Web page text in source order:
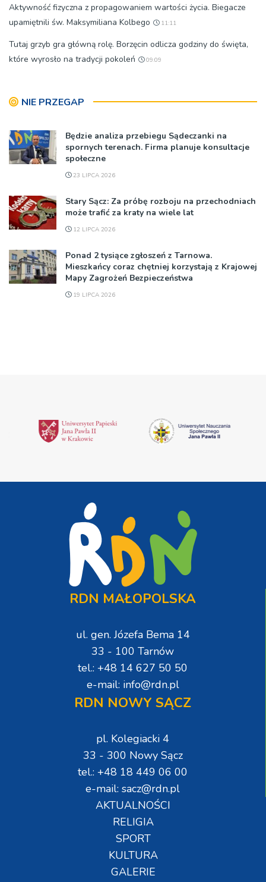
Aktywność fizyczna z propagowaniem wartości życia. Biegacze
upamiętnili św. Maksymiliana Kolbego
11:11
Tutaj grzyb gra główną rolę. Borzęcin odlicza godziny do święta,
które wyrosło na tradycji pokoleń
09:09
NIE PRZEGAP
Będzie analiza przebiegu Sądeczanki na
spornych terenach. Firma planuje konsultacje
społeczne
23 LIPCA 2026
Stary Sącz: Za próbę rozboju na przechodniach
może trafić za kraty na wiele lat
12 LIPCA 2026
Ponad 2 tysiące zgłoszeń z Tarnowa.
Mieszkańcy coraz chętniej korzystają z Krajowej
Mapy Zagrożeń Bezpieczeństwa
19 LIPCA 2026
RDN MAŁOPOLSKA
ul. gen. Józefa Bema 14
33 - 100 Tarnów
tel.: +48 14 627 50 50
e-mail: info@rdn.pl
RDN NOWY SĄCZ
pl. Kolegiacki 4
33 - 300 Nowy Sącz
tel.: +48 18 449 06 00
e-mail: sacz@rdn.pl
AKTUALNOŚCI
RELIGIA
SPORT
KULTURA
GALERIE